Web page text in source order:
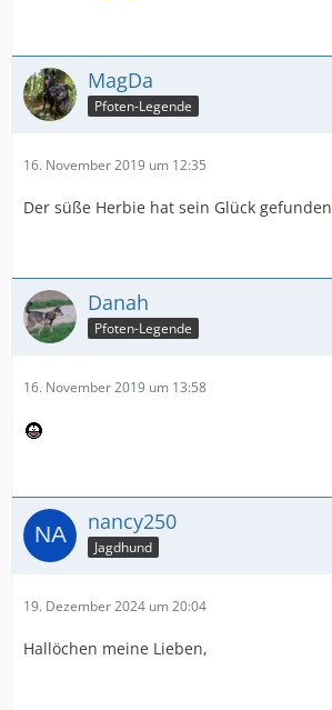
MagDa
Pfoten-Legende
16. November 2019 um 12:35
Der süße Herbie hat sein Glück gefunden
Danah
Pfoten-Legende
16. November 2019 um 13:58
nancy250
Jagdhund
19. Dezember 2024 um 20:04
Hallöchen meine Lieben,